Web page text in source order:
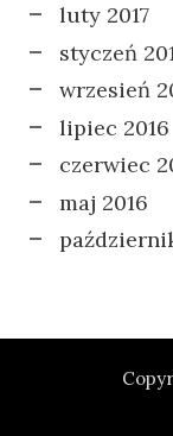
luty 2017
styczeń
wrzesień
lipiec 2016
czerwiec
maj 2016